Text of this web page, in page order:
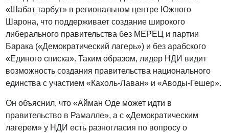
«Шабат тарбут» в региональном центре Южного
Шарона, что поддерживает создание широкого
либерального правительства без МЕРЕЦ и партии
Барака («Демократический лагерь») и без арабского
«Единого списка». Таким образом, лидер НДИ видит
возможность создания правительства национального
единства с участием «Кахоль-Лаван» и «Аводы-Гешер».
Он объяснил, что «Айман Оде может идти в
правительство в Рамалле», а с «Демократическим
лагерем» у НДИ есть разногласия по вопросу о